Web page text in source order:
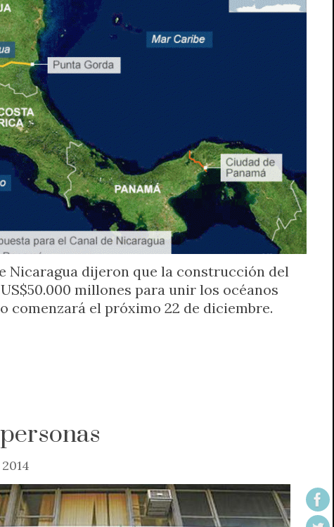
Nicaragua dijeron que la construcción del
millones para unir los océanos
comenzará el próximo 22 de diciembre.